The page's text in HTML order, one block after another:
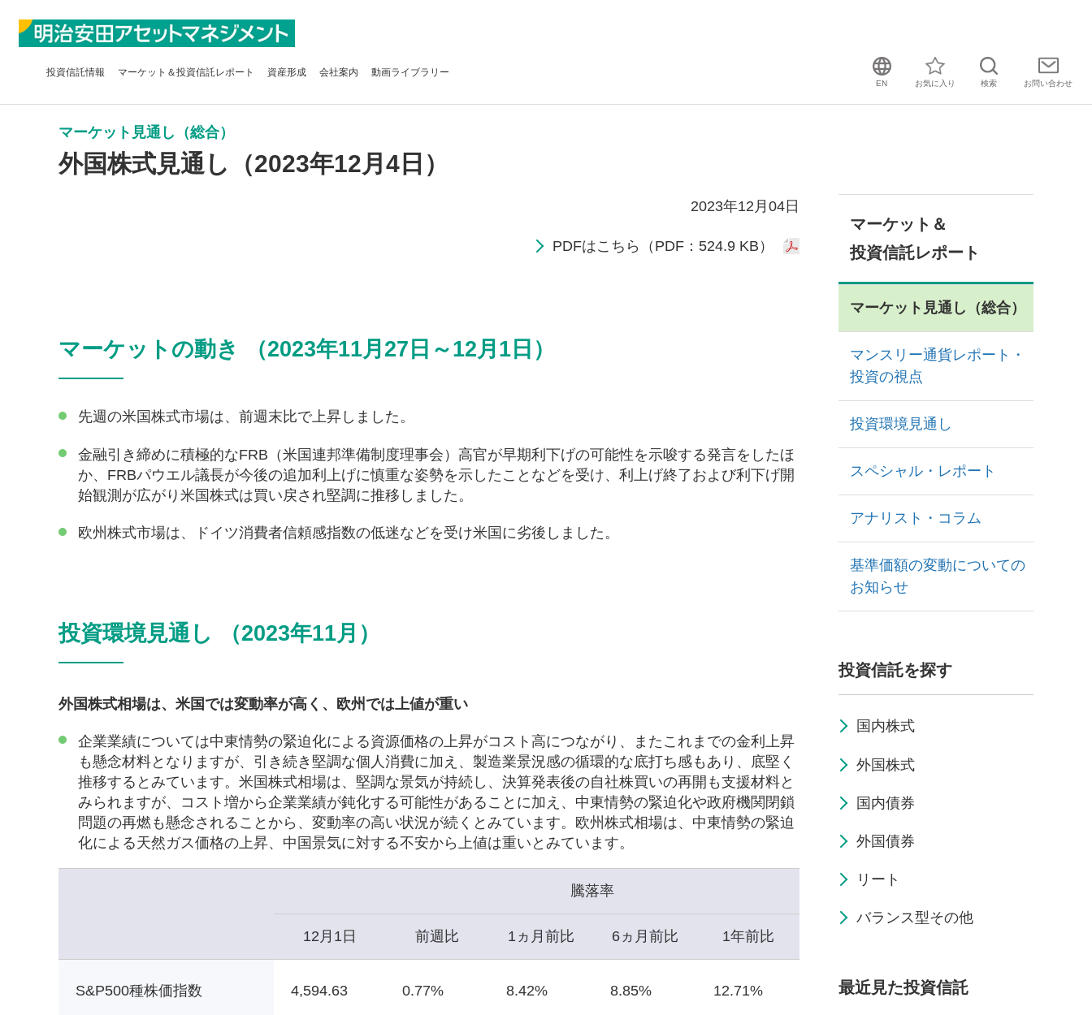
投資信託情報 マーケット＆投資信託レポート 資産形成 会社案内 動画ライブラリー
EN お気に入り 検索 お問い合わせ
マーケット見通し（総合）
外国株式見通し（2023年12月4日）
2023年12月04日
PDFはこちら（PDF：524.9 KB）
マーケットの動き （2023年11月27日～12月1日）
先週の米国株式市場は、前週末比で上昇しました。
金融引き締めに積極的なFRB（米国連邦準備制度理事会）高官が早期利下げの可能性を示唆する発言をしたほ
か、FRBパウエル議長が今後の追加利上げに慎重な姿勢を示したことなどを受け、利上げ終了および利下げ開
始観測が広がり米国株式は買い戻され堅調に推移しました。
欧州株式市場は、ドイツ消費者信頼感指数の低迷などを受け米国に劣後しました。
投資環境見通し （2023年11月）
外国株式相場は、米国では変動率が高く、欧州では上値が重い
企業業績については中東情勢の緊迫化による資源価格の上昇がコスト高につながり、またこれまでの金利上昇
も懸念材料となりますが、引き続き堅調な個人消費に加え、製造業景況感の循環的な底打ち感もあり、底堅く
推移するとみています。米国株式相場は、堅調な景気が持続し、決算発表後の自社株買いの再開も支援材料と
みられますが、コスト増から企業業績が鈍化する可能性があることに加え、中東情勢の緊迫化や政府機関閉鎖
問題の再燃も懸念されることから、変動率の高い状況が続くとみています。欧州株式相場は、中東情勢の緊迫
化による天然ガス価格の上昇、中国景気に対する不安から上値は重いとみています。
騰落率
12月1日 前週比 1ヵ月前比 6ヵ月前比 1年前比
S&P500種株価指数 4,594.63 0.77% 8.42% 8.85% 12.71%
マーケット＆
投資信託レポート
マーケット見通し（総合）
マンスリー通貨レポート・
投資の視点
投資環境見通し
スペシャル・レポート
アナリスト・コラム
基準価額の変動についての
お知らせ
投資信託を探す
国内株式
外国株式
国内債券
外国債券
リート
バランス型その他
最近見た投資信託